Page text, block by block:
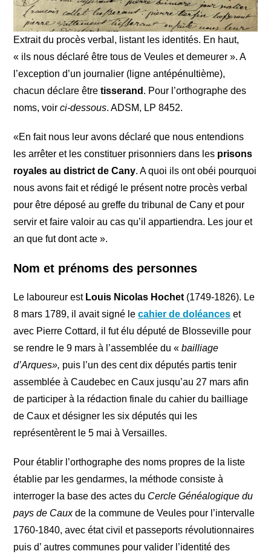
Extrait du procès verbal, listant les identités. En haut,
« ils nous déclaré être tous de Veules et demeurer ». A
l’exception d’un journalier (ligne antépénultième),
chacun déclare êtretisserand . Pour l’orthographe des
noms, voirci-dessous. ADSM, LP 8452.
«En fait nous leur avons déclaré que nous entendions
les arrêter et les constituer prisonniers dans les prisons
royales au district de Cany. A quoi ils ont obéi pourquoi
nous avons fait et rédigé le présent notre procès verbal
pour être déposé au greffe du tribunal de Cany et pour
servir et faire valoir au cas qu’il appartiendra. Les jour et
an que fut dont acte ».
Nom et prénoms des personnes
Le laboureur est Louis Nicolas Hochet(1749-1826). Le
8 mars 1789, il avait signé lecahier de doléances et
avec Pierre Cottard, il fut élu député de Blosseville pour
se rendre le 9 mars à l’assemblée du «bailliage
d’Arques», puis l’un des cent dix députés partis tenir
assemblée à Caudebec en Caux jusqu’au 27 mars afin
de participer à la rédaction finale du cahier du bailliage
de Caux et désigner les six députés qui les
représentèrent le 5 mai à Versailles.
Pour établir l’orthographe des noms propres de la liste
établie par les gendarmes, la méthode consiste à
interroger la base des actes du Cercle Généalogique du
pays de Cauxde la commune de Veules pour l’intervalle
1760-1840, avec état civil et passeports révolutionnaires
puis d’ autres communes pour valider l’identité des